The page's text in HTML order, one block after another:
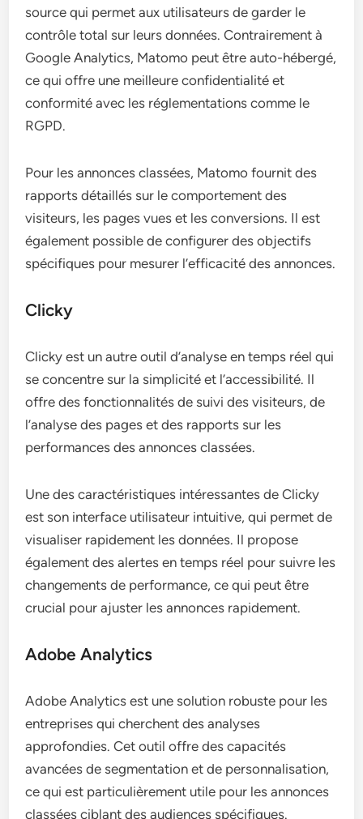
source qui permet aux utilisateurs de garder le
contrôle total sur leurs données. Contrairement à
Google Analytics, Matomo peut être auto-hébergé,
ce qui offre une meilleure confidentialité et
conformité avec les réglementations comme le
RGPD.
Pour les annonces classées, Matomo fournit des
rapports détaillés sur le comportement des
visiteurs, les pages vues et les conversions. Il est
également possible de configurer des objectifs
spécifiques pour mesurer l’efficacité des annonces.
Clicky
Clicky est un autre outil d’analyse en temps réel qui
se concentre sur la simplicité et l’accessibilité. Il
offre des fonctionnalités de suivi des visiteurs, de
l’analyse des pages et des rapports sur les
performances des annonces classées.
Une des caractéristiques intéressantes de Clicky
est son interface utilisateur intuitive, qui permet de
visualiser rapidement les données. Il propose
également des alertes en temps réel pour suivre les
changements de performance, ce qui peut être
crucial pour ajuster les annonces rapidement.
Adobe Analytics
Adobe Analytics est une solution robuste pour les
entreprises qui cherchent des analyses
approfondies. Cet outil offre des capacités
avancées de segmentation et de personnalisation,
ce qui est particulièrement utile pour les annonces
classées ciblant des audiences spécifiques.